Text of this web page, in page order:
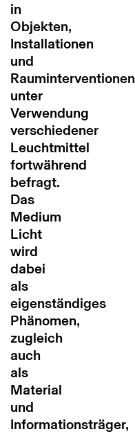
in
Objekten,
Installationen
und
Rauminterventionen
unter
Verwendung
verschiedener
Leuchtmittel
fortwährend
befragt.
Das
Medium
Licht
wird
dabei
als
eigenständiges
Phänomen,
zugleich
auch
als
Material
und
Informationsträger,